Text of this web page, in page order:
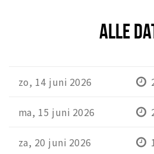
ALLE
zo, 14 juni 2026
ma, 15 juni 2026
za, 20 juni 2026